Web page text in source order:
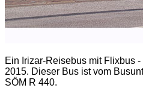
Ein Irizar-Reisebus mit Flixbus
2015. Dieser Bus ist vom
SÖM R 440.